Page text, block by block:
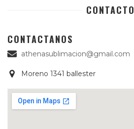
CONTACTO
CONTACTANOS
athenasublimacion@gmail.com
Moreno 1341 ballester